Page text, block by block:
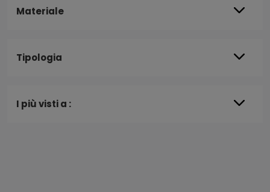
Materiale
Tipologia
I più visti a :